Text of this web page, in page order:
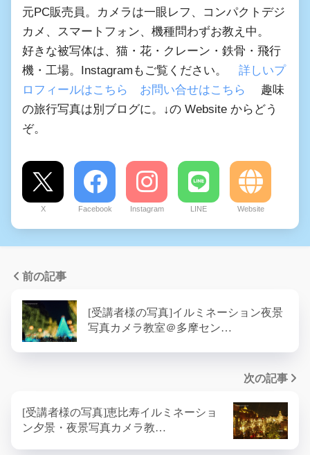
元PC販売員。カメラは一眼レフ、コンパクトデジ
カメ、スマートフォン、機種問わずお教え中。
好きな被写体は、猫・花・クレーン・鉄骨・飛行
機・工場。Instagramもご覧ください。 詳しいプ
ロフィールはこちら
お問い合せはこちら
趣味
の旅行写真は別ブログに。↓の Website からどう
ぞ。
X Facebook Instagram LINE Website
前の記事
[受講者様の写真]イルミネーション夜景
写真カメラ教室＠多摩セン…
次の記事
[受講者様の写真]恵比寿イルミネーショ
ン夕景・夜景写真カメラ教…